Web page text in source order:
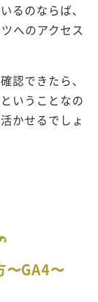
るのならば、
へのアクセス
認できたら、
いうことなの
かせるでしょ
〜GA4〜